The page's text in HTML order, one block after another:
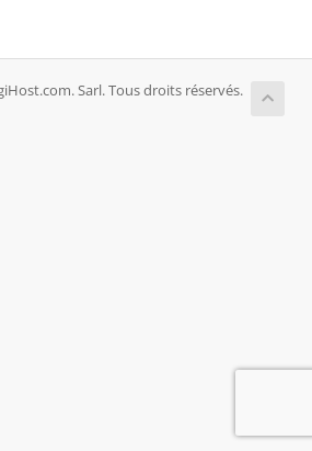
Sarl. Tous droits réservés.